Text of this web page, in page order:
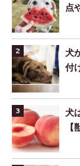
点
犬
付
犬